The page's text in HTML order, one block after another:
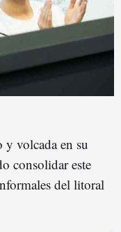
y volcada en su
consolidar este
del litoral